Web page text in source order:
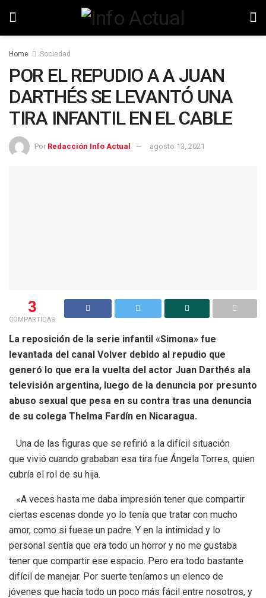
Home Sociedad
POR EL REPUDIO A A JUAN
DARTHÉS SE LEVANTÓ UNA
TIRA INFANTIL EN EL CABLE
Por Redacción Info Actual agosto 13, 2021
3
COMPARTIDAS
La reposición de la serie infantil «Simona» fue
levantada del canal Volver debido al repudio que
generó lo que era la vuelta del actor Juan Darthés ala
televisión argentina, luego de la denuncia por presunto
abuso sexual que pesa en su contra tras una denuncia
de su colega Thelma Fardín en Nicaragua.
Una de las figuras que se refirió a la difícil situación
que vivió cuando grababan esa tira fue Ángela Torres, quien
cubría el rol de su hija.
«A veces hasta me daba impresión tener que compartir
ciertas escenas donde yo lo tenía que tratar con mucho
amor, como si fuese un padre. Y en la intimidad y lo
personal sentía que era todo un horror y no me gustaba
tener que compartir ese espacio. Pero era todo bastante
difícil de manejar. Por suerte teníamos un elenco de
jóvenes que hacía todo un poco más fácil entre nosotros, y